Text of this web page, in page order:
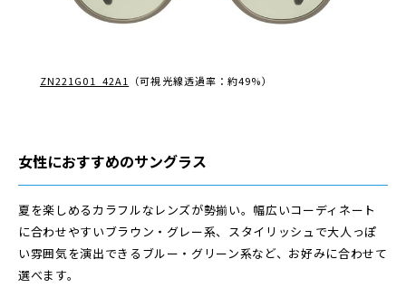
ZN221G01_42A1 （可視光線透過率：約49%）
女性におすすめのサングラス
夏を楽しめるカラフルなレンズが勢揃い。幅広いコーディネート
に合わせやすいブラウン・グレー系、スタイリッシュで大人っぽ
い雰囲気を演出できるブルー・グリーン系など、お好みに合わせて
選べます。